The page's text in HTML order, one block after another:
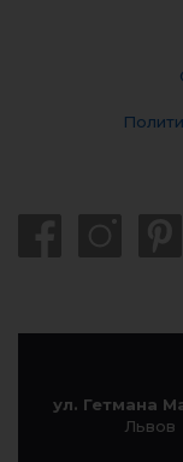
ул. Гетмана
Львов